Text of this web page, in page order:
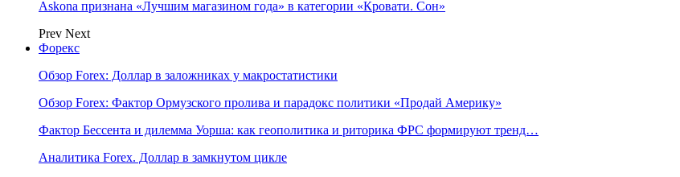
Askona признана «Лучшим магазином года» в категории «Кровати. Сон»
Prev Next
Форекс
Обзор Forex: Доллар в заложниках у макростатистики
Обзор Forex: Фактор Ормузского пролива и парадокс политики «Продай Америку»
Фактор Бессента и дилемма Уорша: как геополитика и риторика ФРС формируют тренд…
Аналитика Forex. Доллар в замкнутом цикле